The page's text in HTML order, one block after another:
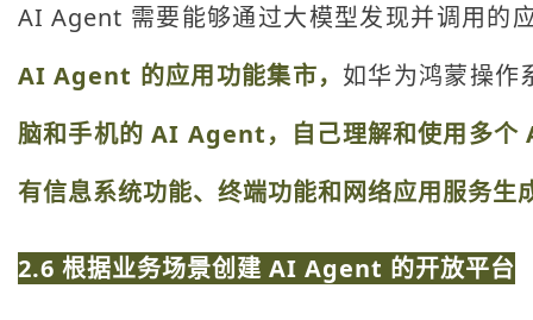
AI Agent 需要能够通过大模型发现并调用的
AI Agent 的应用功能集市， 如华为鸿蒙操作
脑和手机的 AI Agent，自己理解和使用多个
有信息系统功能、终端功能和网络应用服务
2.6 根据业务场景创建 AI Agent 的开放平台